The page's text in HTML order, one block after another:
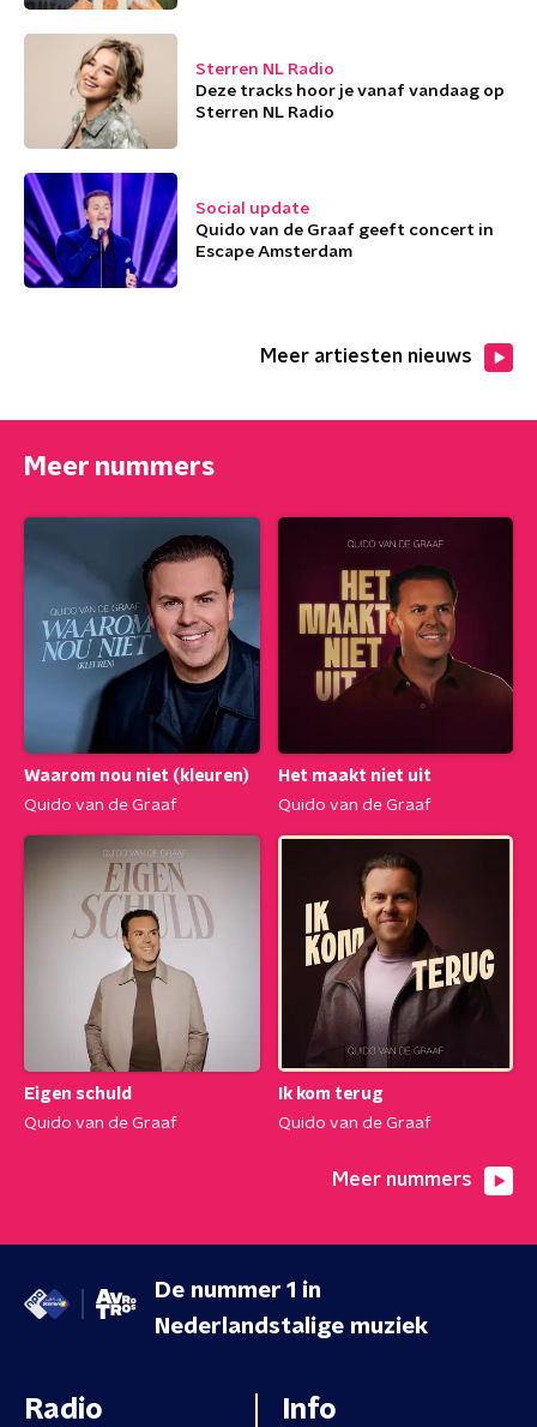
Sterren NL Radio
Deze tracks hoor je vanaf vandaag op
Sterren NL Radio
Social update
Quido van de Graaf geeft concert in
Escape Amsterdam
Meer artiesten nieuws
Meer nummers
Waarom nou niet (kleuren)
Quido van de Graaf
Het maakt niet uit
Quido van de Graaf
Eigen schuld
Quido van de Graaf
Ik kom terug
Quido van de Graaf
Meer nummers
De nummer 1 in
Nederlandstalige muziek
Radio Info